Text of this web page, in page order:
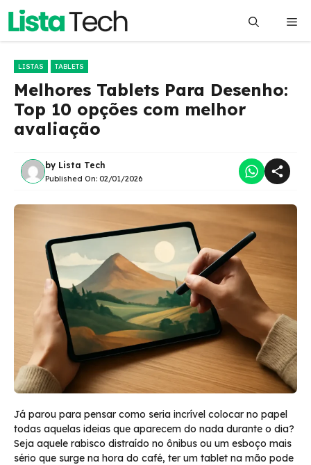
Pular
o
LISTAS TABLETS
Melhores Tablets Para Desenho:
Top 10 opções com melhor
avaliação
by Lista Tech
Published On: 02/01/2026
Já parou para pensar como seria incrível colocar no papel
todas aquelas ideias que aparecem do nada durante o dia?
Seja aquele rabisco distraído no ônibus ou um esboço mais
sério que surge na hora do café, ter um tablet na mão pode